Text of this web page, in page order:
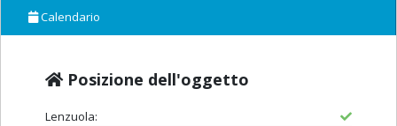
Calendario
Posizione dell'oggetto
Lenzuola: